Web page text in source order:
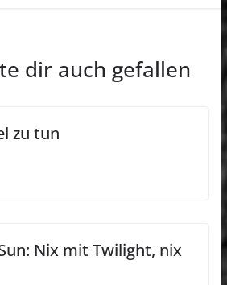
dir auch gefallen
zu tun
Nix mit Twilight, nix